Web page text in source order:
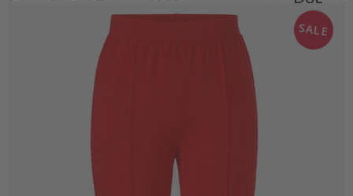
SALE